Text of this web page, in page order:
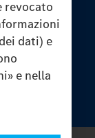
revocato
dati) e
e nella